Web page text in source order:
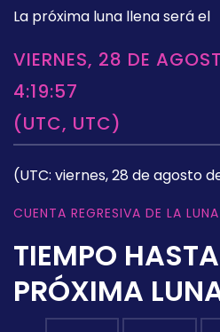
La próxima luna llena será el
VIERNES, 28 DE
4:19:57
(UTC, UTC)
(UTC: viernes, 28 de agosto
CUENTA REGRESIVA DE LA
TIEMPO
PRÓXIMA